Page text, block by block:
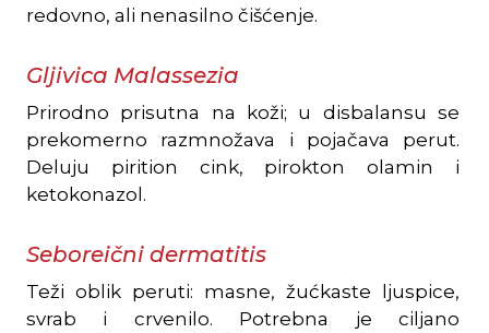
redovno, ali nenasilno čišćenje.
Gljivica Malassezia
Prirodno prisutna na koži; u disbalansu se
prekomerno razmnožava i pojačava perut.
Deluju pirition cink, pirokton olamin i
ketokonazol.
Seboreični dermatitis
Teži oblik peruti: masne, žućkaste ljuspice,
svrab i crvenilo. Potrebna je ciljano